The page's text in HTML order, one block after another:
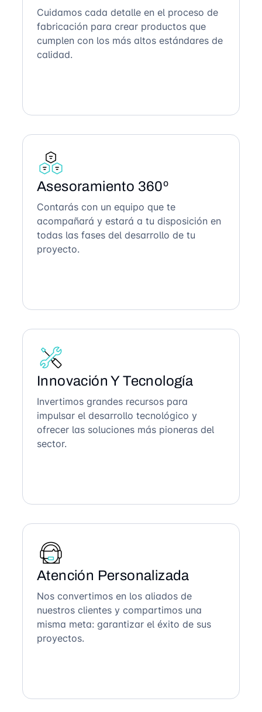
Cuidamos cada detalle en el proceso de
fabricación para crear productos que
cumplen con los más altos estándares de
calidad.
Asesoramiento 360º
Contarás con un equipo que te
acompañará y estará a tu disposición en
todas las fases del desarrollo de tu
proyecto.
Innovación Y Tecnología
Invertimos grandes recursos para
impulsar el desarrollo tecnológico y
ofrecer las soluciones más pioneras del
sector.
Atención Personalizada
Nos convertimos en los aliados de
nuestros clientes y compartimos una
misma meta: garantizar el éxito de sus
proyectos.